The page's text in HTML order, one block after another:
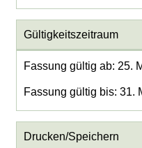
Gültigkeitszeitraum
Fassung gültig ab: 25.
Fassung gültig bis: 31.
Drucken/Speichern